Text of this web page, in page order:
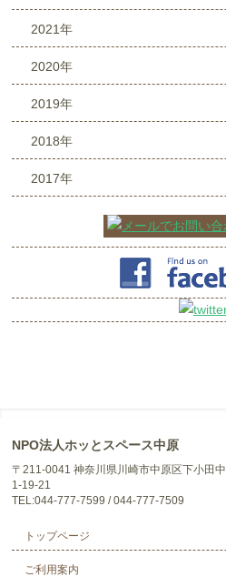
2021年
2020年
2019年
2018年
2017年
NPO法人ホッとスペース中原
〒211-0041 神奈川県川崎市中原区下小田中
1-19-21
TEL:044-777-7599 / 044-777-7509
トップページ
ご利用案内